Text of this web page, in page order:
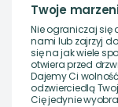
Twoje
Nie ograniczaj się
nami lub zajrzyj
się na jak wiele
otwiera przed
Dajemy Ci
odzwierciedlą
Cię jedynie